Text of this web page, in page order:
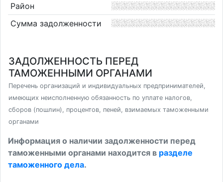
Район
Сумма задолженности
ЗАДОЛЖЕННОСТЬ ПЕРЕД
ТАМОЖЕННЫМИ ОРГАНАМИ
Перечень организаций и индивидуальных предпринимателей,
имеющих неисполненную обязанность по уплате налогов,
сборов (пошлин), процентов, пеней, взимаемых таможенными
органами
Информация о наличии задолженности перед
таможенными органами находится в разделе
таможенного дела.